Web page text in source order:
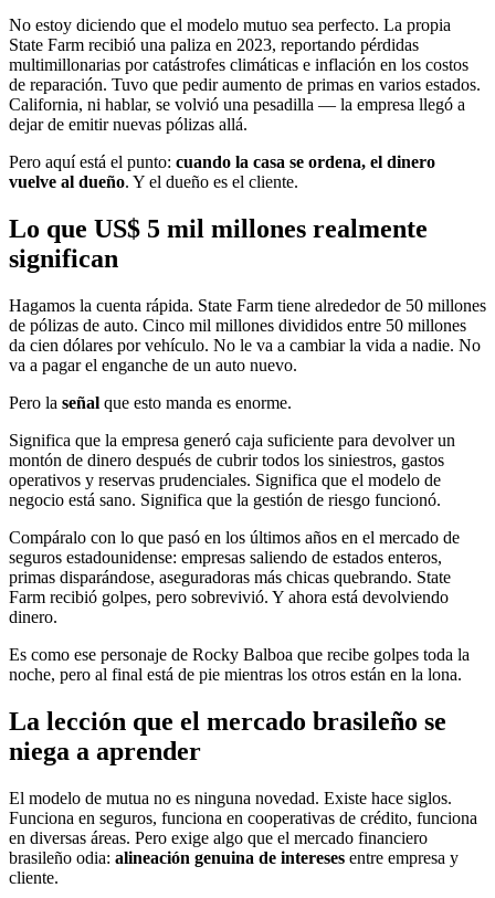
No estoy diciendo que el modelo mutuo sea perfecto. La propia
State Farm recibió una paliza en 2023, reportando pérdidas
multimillonarias por catástrofes climáticas e inflación en los costos
de reparación. Tuvo que pedir aumento de primas en varios estados.
California, ni hablar, se volvió una pesadilla — la empresa llegó a
dejar de emitir nuevas pólizas allá.
Pero aquí está el punto: cuando la casa se ordena, el dinero
vuelve al dueño. Y el dueño es el cliente.
Lo que US$ 5 mil millones realmente
significan
Hagamos la cuenta rápida. State Farm tiene alrededor de 50 millones
de pólizas de auto. Cinco mil millones divididos entre 50 millones
da cien dólares por vehículo. No le va a cambiar la vida a nadie. No
va a pagar el enganche de un auto nuevo.
Pero la señal que esto manda es enorme.
Significa que la empresa generó caja suficiente para devolver un
montón de dinero después de cubrir todos los siniestros, gastos
operativos y reservas prudenciales. Significa que el modelo de
negocio está sano. Significa que la gestión de riesgo funcionó.
Compáralo con lo que pasó en los últimos años en el mercado de
seguros estadounidense: empresas saliendo de estados enteros,
primas disparándose, aseguradoras más chicas quebrando. State
Farm recibió golpes, pero sobrevivió. Y ahora está devolviendo
dinero.
Es como ese personaje de Rocky Balboa que recibe golpes toda la
noche, pero al final está de pie mientras los otros están en la lona.
La lección que el mercado brasileño se
niega a aprender
El modelo de mutua no es ninguna novedad. Existe hace siglos.
Funciona en seguros, funciona en cooperativas de crédito, funciona
en diversas áreas. Pero exige algo que el mercado financiero
brasileño odia: alineación genuina de intereses entre empresa y
cliente.